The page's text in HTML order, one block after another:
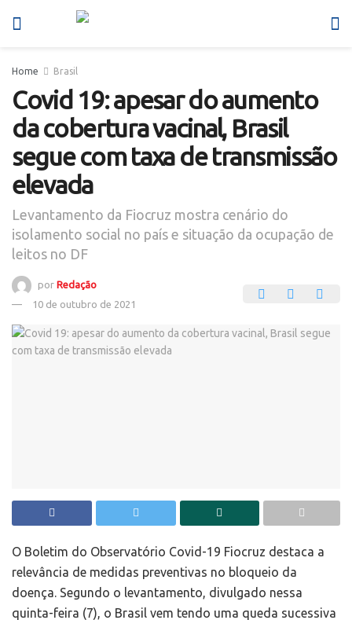
Home Brasil
Covid 19: apesar do aumento
da cobertura vacinal, Brasil
segue com taxa de transmissão
elevada
Levantamento da Fiocruz mostra cenário do
isolamento social no país e situação da ocupação de
leitos no DF
por Redação
10 de outubro de 2021
O Boletim do Observatório Covid-19 Fiocruz destaca a
relevância de medidas preventivas no bloqueio da
doença. Segundo o levantamento, divulgado nessa
quinta-feira (7), o Brasil vem tendo uma queda sucessiva